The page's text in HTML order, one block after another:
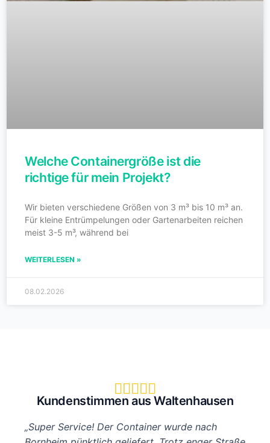
Welche Containergröße ist die
richtige für mein Projekt?
Wir bieten verschiedene Größen von 3 m³ bis 10 m³ an.
Für kleine Entrümpelungen oder Gartenarbeiten reichen
meist 3-5 m³, während bei
WEITERLESEN »
08.02.2026
    
Kundenstimmen aus Waltenhausen
„Super Service! Der Container wurde nach